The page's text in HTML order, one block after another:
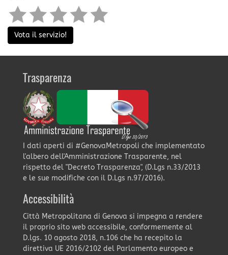
Vota il servizio!
Trasparenza
I dati aperti di #GenovaMetropoli che implementato
l'albero dell'Amministrazione Trasparente, nel
rispetto del "Decreto Trasparenza", (D.Lgs n.33/2013
e le sue modifiche con il D.Lgs n.97/2016).
Accessibilità
Città Metropolitana di Genova si impegna a rendere
il proprio sito web accessibile, conformemente al
D.lgs. 10 agosto 2018, n.106 che ha recepito la
direttiva UE 2016/2102 del Parlamento europeo e